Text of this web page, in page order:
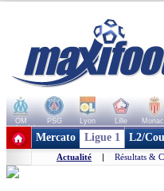
OM PSG Lyon Lille
+ de clubs
Mercato Ligue 1 L2/
Actualité | Résultats &